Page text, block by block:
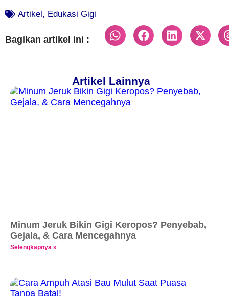
Artikel, Edukasi Gigi
Bagikan artikel ini :
Artikel Lainnya
Minum Jeruk Bikin Gigi Keropos? Penyebab,
Gejala, & Cara Mencegahnya
Selengkapnya »